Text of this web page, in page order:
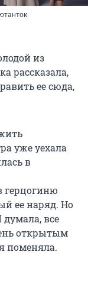
из
рассказала,
ее сюда,
уже уехала
в
герцогиню
ее наряд. Но
все
открытым
поменяла.